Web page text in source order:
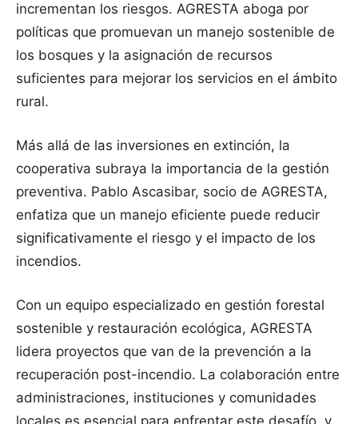
incrementan los riesgos. AGRESTA aboga por
políticas que promuevan un manejo sostenible de
los bosques y la asignación de recursos
suficientes para mejorar los servicios en el ámbito
rural.
Más allá de las inversiones en extinción, la
cooperativa subraya la importancia de la gestión
preventiva. Pablo Ascasibar, socio de AGRESTA,
enfatiza que un manejo eficiente puede reducir
significativamente el riesgo y el impacto de los
incendios.
Con un equipo especializado en gestión forestal
sostenible y restauración ecológica, AGRESTA
lidera proyectos que van de la prevención a la
recuperación post-incendio. La colaboración entre
administraciones, instituciones y comunidades